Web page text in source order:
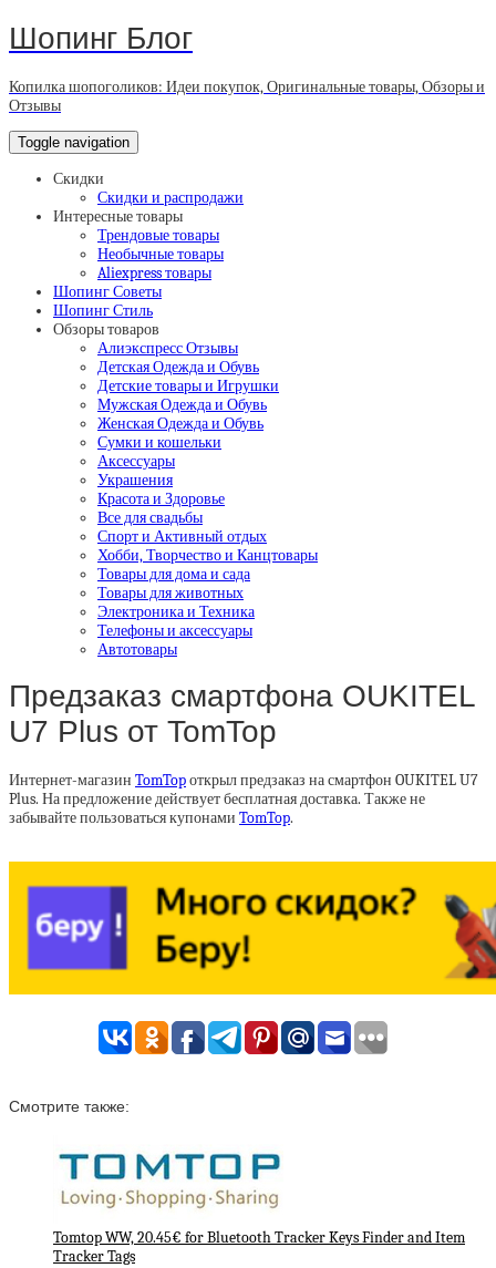
Шопинг Блог
Копилка шопоголиков: Идеи покупок, Оригинальные товары, Обзоры и
Отзывы
Toggle navigation
Скидки
Скидки и распродажи
Интересные товары
Трендовые товары
Необычные товары
Aliexpress товары
Шопинг Советы
Шопинг Стиль
Обзоры товаров
Алиэкспресс Отзывы
Детская Одежда и Обувь
Детские товары и Игрушки
Мужская Одежда и Обувь
Женская Одежда и Обувь
Сумки и кошельки
Аксессуары
Украшения
Красота и Здоровье
Все для свадьбы
Спорт и Активный отдых
Хобби, Творчество и Канцтовары
Товары для дома и сада
Товары для животных
Электроника и Техника
Телефоны и аксессуары
Автотовары
Предзаказ смартфона OUKITEL
U7 Plus от TomTop
Интернет-магазин TomTopоткрыл предзаказ на смартфон OUKITEL U7
Plus. На предложение действует бесплатная доставка. Также не
забывайте пользоваться купонами TomTop.
Смотрите также:
Tomtop WW, 20.45€ for Bluetooth Tracker Keys Finder and Item
Tracker Tags